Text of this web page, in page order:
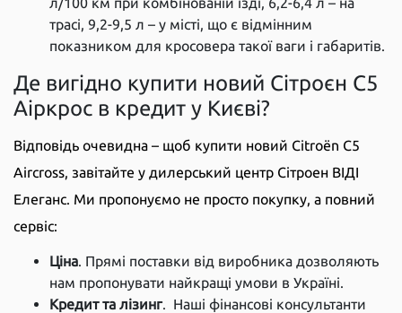
трасі, 9,2-9,5 л – у місті, що є відмінним
показником для кросовера такої ваги і габаритів.
Де вигідно купити новий Сітроєн С5
Аіркрос в кредит у Києві?
Відповідь очевидна – щоб купити новий Citroën C5
Aircross, завітайте у дилерський центр Сітроен ВІДІ
Елеганс. Ми пропонуємо не просто покупку, а повний
сервіс:
Ціна. Прямі поставки від виробника дозволяють
нам пропонувати найкращі умови в Україні.
Кредит та лізинг. Наші фінансові консультанти